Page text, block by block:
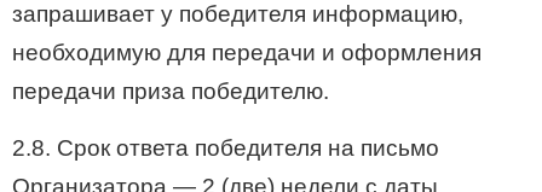
запрашивает у победителя информацию,
необходимую для передачи и оформления
передачи приза победителю.
2.8. Срок ответа победителя на письмо